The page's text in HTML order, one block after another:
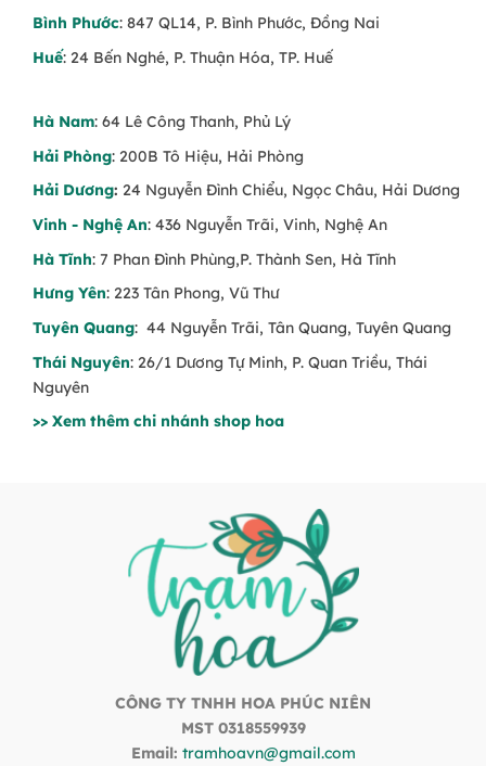
Bình Phước: 847 QL14, P. Bình Phước, Đồng Nai
Huế: 24 Bến Nghé, P. Thuận Hóa, TP. Huế
Hà Nam: 64 Lê Công Thanh, Phủ Lý
Hải Phòng: 200B Tô Hiệu, Hải Phòng
Hải Dương: 24 Nguyễn Đình Chiểu, Ngọc Châu, Hải Dương
Vinh - Nghệ An: 436 Nguyễn Trãi, Vinh, Nghệ An
Hà Tĩnh: 7 Phan Đình Phùng,P. Thành Sen, Hà Tĩnh
Hưng Yên: 223 Tân Phong, Vũ Thư
Tuyên Quang: 44 Nguyễn Trãi, Tân Quang, Tuyên Quang
Thái Nguyên: 26/1 Dương Tự Minh, P. Quan Triều, Thái
Nguyên
>> Xem thêm chi nhánh shop hoa
CÔNG TY TNHH HOA PHÚC NIÊN
MST 0318559939
Email: tramhoavn@gmail.com